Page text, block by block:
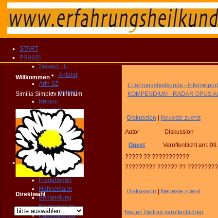
START
PRAXIS
Sissach BL
Anfahrt
Arth SZ
Anfahrt
Person
Angebot
Therapien
Vergütung
Fragebogen
KONTAKT
TERMIN
Homöopathie
PRAXIS
Fragebogen
Hahnemann
Behandlung
Kompendium
Publikationen
Willkommen
Similia Simplex Minimum
Direktwahl
Erfahrungsheilkunde -
KOMPENDIUM - RADAR OPUS
Diskussion Neueste zuerst
Autor
Diskussion
Guest
Veröffentlicht am:
????? ?? ???????????
????????? ?????? ??
Diskussion Neueste zuerst
Neuen Beitrag veröffentlichen